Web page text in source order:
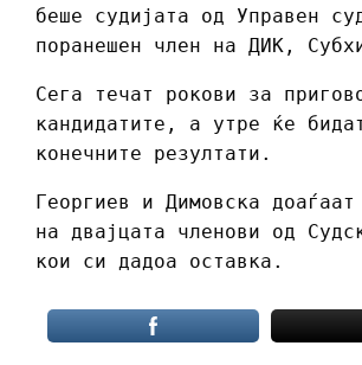
беше судијата од Управен
поранешен член на ДИК,
Сега течат рокови за
кандидатите, а утре ќе
конечните резултати.
Георгиев и Димовска
на двајцата членови од
кои си дадоа оставка.